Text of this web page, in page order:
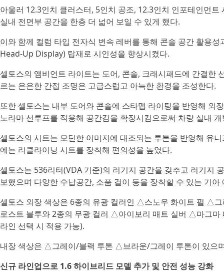
아울러 12.3인치 클러스터, 5인치 공조, 12.3인치 인포테인먼
실내 전면부 공간을 한층 더 넓어 보일 수 있게 했다.
이와 함께 컬럼 타입 전자식 변속 레버를 통해 콘솔 공간 활용
Head-Up Display) 탑재로 시인성을 향상시켰다.
셀토스의 앰비언트 라이트는 도어, 콘솔, 크래시패드에 간결한
르는 은은한 간접 조명은 고급스럽고 아늑한 환경을 조성한다.
또한 셀토스는 내부 도어와 콘솔에 스타맵 라이팅을 반영해 외
노라마 선루프를 적용해 공간감을 확장시킴으로써 차량 실내
셀토스의 시트는 모던한 이미지에 대조되는 투톤을 반영해 유
에는 리클라이닝 시트를 장착해 편의성을 높였다.
셀토스는 536리터(VDA 기준)의 러기지 공간을 갖추고 러기지
보했으며 다양한 수납공간, 소품 걸이 등을 장착할 수 있는 기
셀토스 외장 색상은 6종의 유광 컬러인 △스노우 화이트 펄
로스트 블루와 2종의 무광 컬러 △아이보리 매트 실버 △마그
라인 선택 시 적용 가능).
내장 색상은 △그레이/블랙 투톤 △브라운/그레이 투톤이 있으
신규 라인업으로 1.6 하이브리드 모델 추가 및 안전 성능 강화